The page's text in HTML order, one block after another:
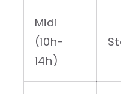
Midi
(10h-
14h)